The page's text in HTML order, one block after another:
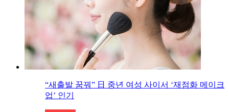
“새출발 꿈꿔” 日 중년 여성 사이서 ‘재점화 메이크
업’ 인기